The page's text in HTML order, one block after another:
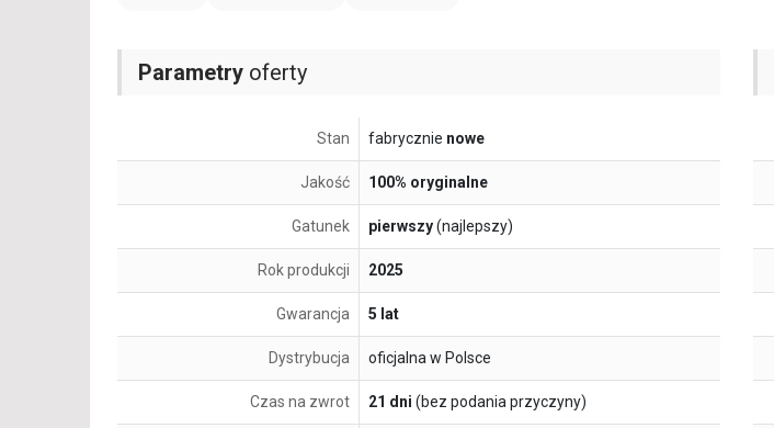
Parametry oferty
Stan fabrycznie nowe
Jakość 100% oryginalne
Gatunek pierwszy(najlepszy)
Rok produkcji 2025
Gwarancja 5 lat
Dystrybucja oficjalna w Polsce
Czas na zwrot 21 dni (bez podania przyczyny)